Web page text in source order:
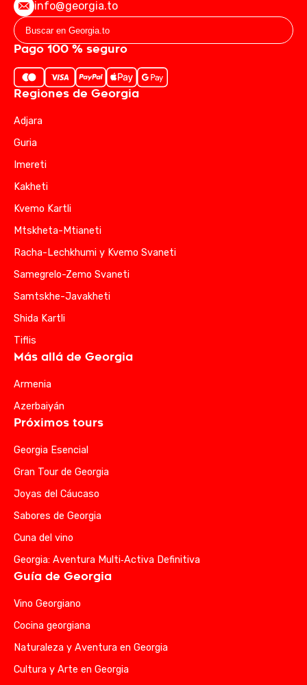
info@georgia.to
Pago 100 % seguro
Regiones de Georgia
Adjara
Guria
Imereti
Kakheti
Kvemo Kartli
Mtskheta-Mtianeti
Racha-Lechkhumi y Kvemo Svaneti
Samegrelo-Zemo Svaneti
Samtskhe-Javakheti
Shida Kartli
Tiflis
Más allá de Georgia
Armenia
Azerbaiyán
Próximos tours
Georgia Esencial
Gran Tour de Georgia
Joyas del Cáucaso
Sabores de Georgia
Cuna del vino
Georgia: Aventura Multi‑Activa Definitiva
Guía de Georgia
Vino Georgiano
Cocina georgiana
Naturaleza y Aventura en Georgia
Cultura y Arte en Georgia